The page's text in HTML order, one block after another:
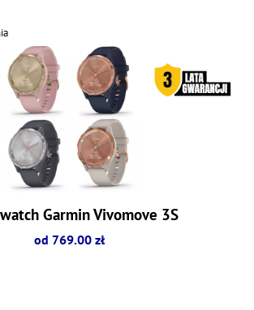
Garmin Vivomove 3S
od 769.00 zł